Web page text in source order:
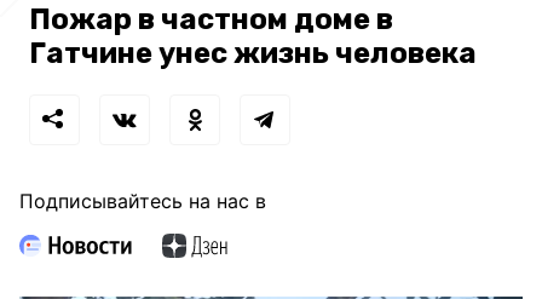
Пожар в частном доме в
Гатчине унес жизнь человека
Подписывайтесь на нас в